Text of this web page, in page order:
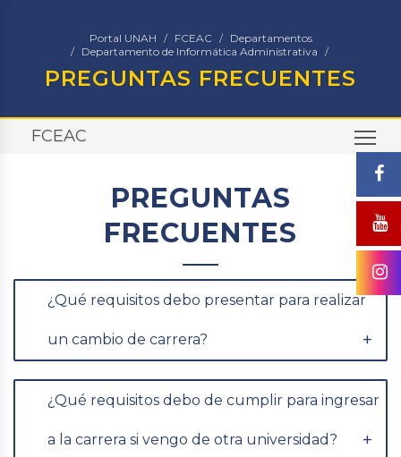
Portal UNAH FCEAC
Departamentos
Departamento de Informática Administrativa
PREGUNTAS FRECUENTES
FCEAC
PREGUNTAS
FRECUENTES
¿Qué requisitos debo presentar para realizar
un cambio de carrera?
¿Qué requisitos debo de cumplir para ingresar
a la carrera si vengo de otra universidad?